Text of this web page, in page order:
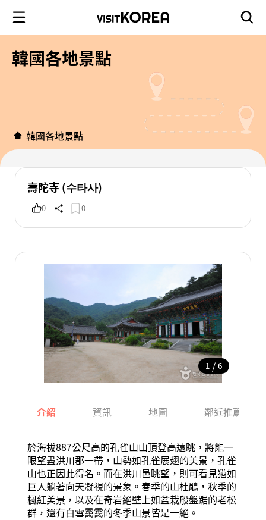
韓國各地景點
韓國各地景點
壽陀寺 (수타사)
0 0
1 / 6
介紹 資訊 地圖 鄰近推薦景點
於海拔887公尺高的孔雀山山頂登高遠眺，將能一
眼望盡洪川郡一帶，山勢如孔雀展翅的美景，孔雀
山也正因此得名。而在洪川邑眺望，則可看見猶如
巨人躺著向天凝視的景象。春季的山杜鵑，秋季的
楓紅美景，以及在奇岩絕壁上如盆栽般盤踞的老松
群，還有白雪靄靄的冬季山景皆是一絕。